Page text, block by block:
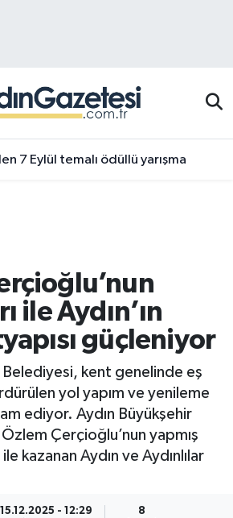
7 Eylül temalı ödüllü yarışma
ile Aydın’ın
güçleniyor
Belediyesi, kent genelinde eş
yol yapım ve yenileme
ediyor. Aydın Büyükşehir
Özlem Çerçioğlu’nun yapmış
kazanan Aydın ve Aydınlılar
15.12.2025 - 12:29 8
Haritası
Durumu ve Fikstür